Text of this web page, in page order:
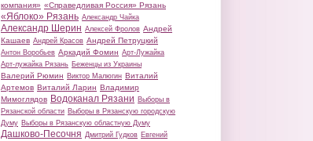
компания» «Справедливая Россия» Рязань
«Яблоко» Рязань Александр Чайка
Александр Шерин Алексей Фролов Андрей
Кашаев Андрей Красов Андрей Петруцкий
Антон Воробьев Аркадий Фомин Арт-Лужайка
Арт-лужайка Рязань Беженцы из Украины
Валерий Рюмин Виктор Малюгин Виталий
Артемов Виталий Ларин Владимир
Мимоглядов Водоканал Рязани Выборы в
Рязанской области Выборы в Рязанскую городскую
Думу Выборы в Рязанскую областную Думу
Дашково-Песочня Дмитрий Гудков Евгений